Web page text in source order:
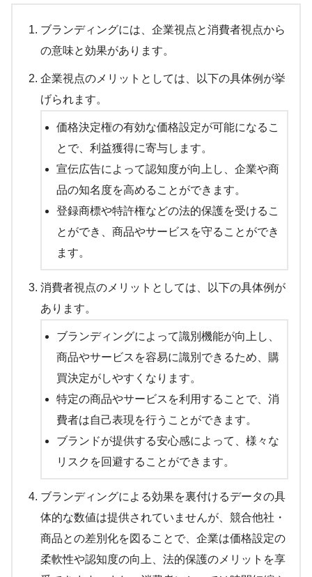
ブランディングには、企業視点と消費者視点から
の意味と効果があります。
企業視点のメリットとしては、以下の具体例が挙
げられます。
価格決定権の有効な価格設定が可能になるこ
とで、利益獲得に寄与します。
宣伝広告によって認知度が向上し、企業や商
品の知名度を高めることができます。
登録商標や特許権などの法的保護を受けるこ
とができ、商品やサービスを守ることができ
ます。
消費者視点のメリットとしては、以下の具体例が
あります。
ブランディングによって識別機能が向上し、
商品やサービスを容易に識別できるため、購
買決定がしやすくなります。
特定の商品やサービスを利用することで、消
費者は自己表現を行うことができます。
ブランドが提供する安心感によって、様々な
リスクを回避することができます。
ブランディングによる効果を裏付けるデータの具
体的な数値は提供されていませんが、競合他社・
商品との差別化を図ることで、企業は価格設定の
柔軟性や認知度の向上、法的保護のメリットを享